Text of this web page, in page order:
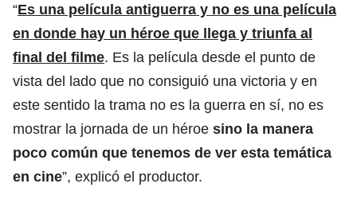
“Es una película antiguerra y no es una película
en donde hay un héroe que llega y triunfa al
final del filme. Es la película desde el punto de
vista del lado que no consiguió una victoria y en
este sentido la trama no es la guerra en sí, no es
mostrar la jornada de un héroe sino la manera
poco común que tenemos de ver esta temática
en cine”, explicó el productor.